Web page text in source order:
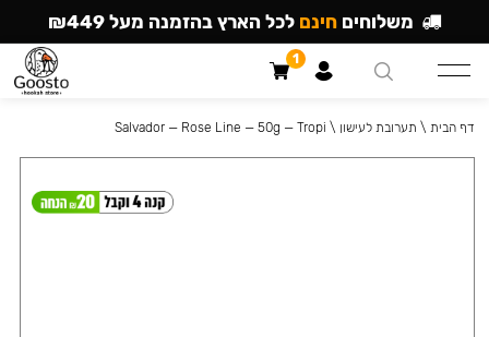
דף הבית \ תערובת לעישון \
Salvador — Rose Line — 50g — Tropi
משלוחים חינם לכל הארץ בהזמנה מעל ₪449
1